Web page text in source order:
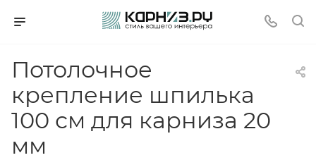
Потолочное
крепление шпилька
100 см для карниза 20
мм